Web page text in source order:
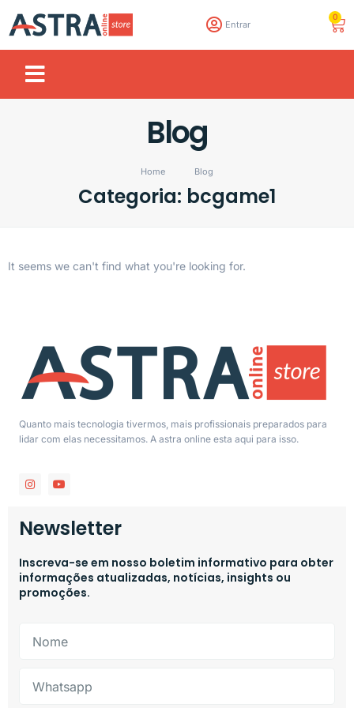
Entrar
0
Blog
Home Blog
Categoria: bcgame1
It seems we can't find what you're looking for.
Quanto mais tecnologia tivermos, mais profissionais preparados para
lidar com elas necessitamos. A astra online esta aqui para isso.
Newsletter
Inscreva-se em nosso boletim informativo para obter
informações atualizadas, notícias, insights ou
promoções.